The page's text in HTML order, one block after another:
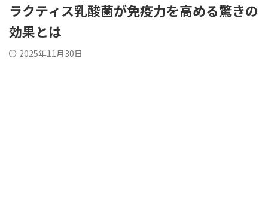
ラクティス乳酸菌が免疫力を高める驚きの
効果とは
2025年11月30日